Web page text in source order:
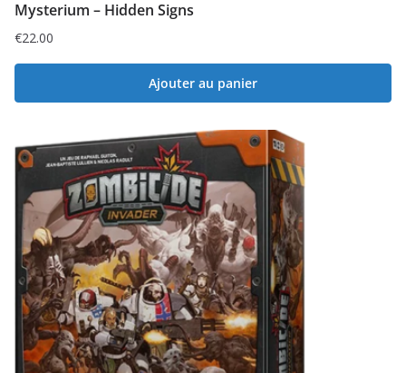
Mysterium – Hidden Signs
€22.00
Ajouter au panier